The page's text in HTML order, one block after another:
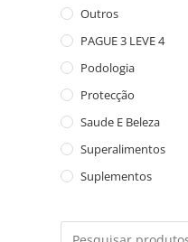
Outros
PAGUE 3 LEVE 4
Podologia
Protecção
Saude E Beleza
Superalimentos
Suplementos